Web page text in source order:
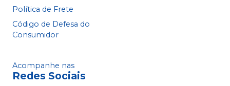
Política de Frete
Código de Defesa do
Consumidor
Acompanhe nas
Redes Sociais